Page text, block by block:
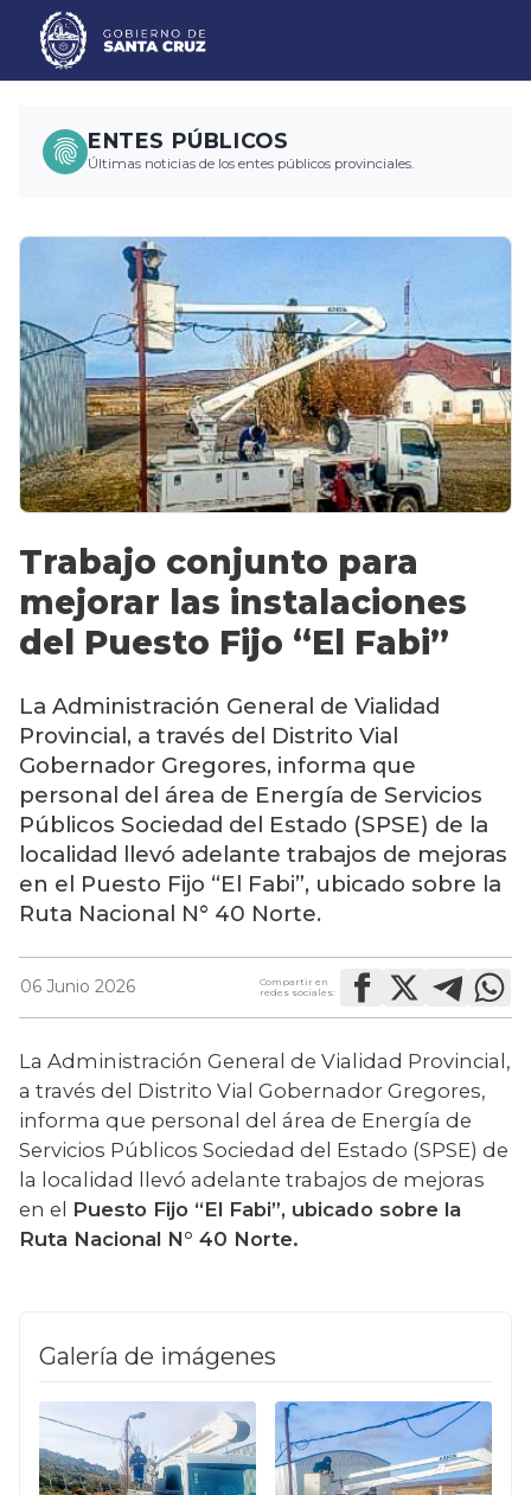
ENTES PÚBLICOS
Últimas noticias de los entes públicos provinciales.
Trabajo conjunto para
mejorar las instalaciones
del Puesto Fijo “El Fabi”
La Administración General de Vialidad
Provincial, a través del Distrito Vial
Gobernador Gregores, informa que
personal del área de Energía de Servicios
Públicos Sociedad del Estado (SPSE) de la
localidad llevó adelante trabajos de mejoras
en el Puesto Fijo “El Fabi”, ubicado sobre la
Ruta Nacional N° 40 Norte.
06 Junio 2026
Compartir en
redes sociales:
La Administración General de Vialidad Provincial,
a través del Distrito Vial Gobernador Gregores,
informa que personal del área de Energía de
Servicios Públicos Sociedad del Estado (SPSE) de
la localidad llevó adelante trabajos de mejoras
en el Puesto Fijo “El Fabi”, ubicado sobre la
Ruta Nacional N° 40 Norte.
Galería de imágenes